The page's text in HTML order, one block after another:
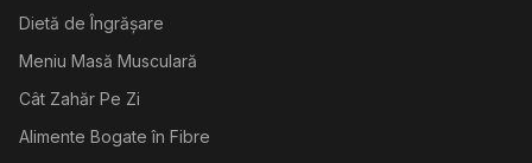
Dietă de Îngrășare
Meniu Masă Musculară
Cât Zahăr Pe Zi
Alimente Bogate în Fibre